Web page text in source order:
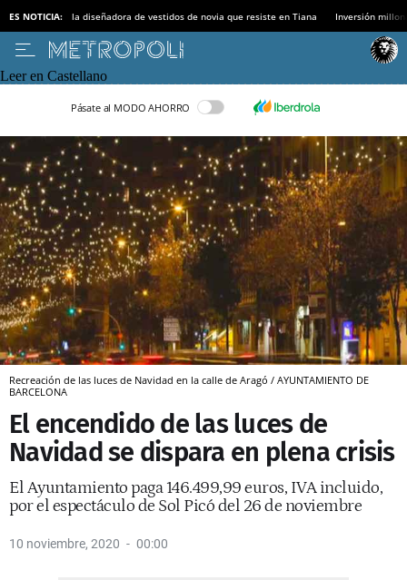
ES NOTICIA: la diseñadora de vestidos de novia que resiste en Tiana Inversión
Leer en Castellano
Pásate al MODO AHORRO
Recreación de las luces de Navidad en la calle de Aragó / AYUNTAMIENTO DE
BARCELONA
El encendido de las luces de
Navidad se dispara en plena crisis
El Ayuntamiento paga 146.499,99 euros, IVA incluido,
por el espectáculo de Sol Picó del 26 de noviembre
10 noviembre, 2020 00:00